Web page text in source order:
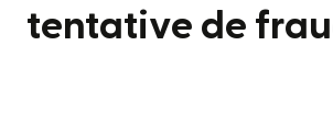
tentative de